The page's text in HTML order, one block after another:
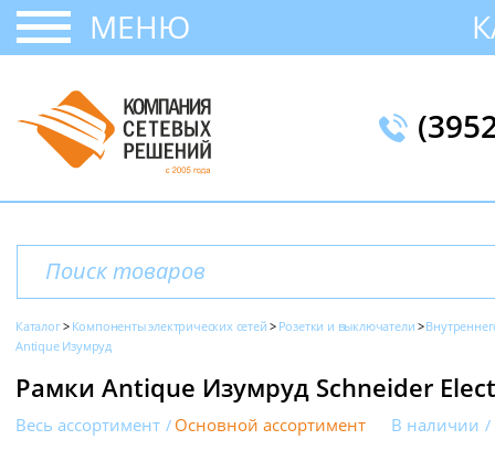
МЕНЮ
Каталог Компоненты электрических сетей Розетки и выключатели
Antique Изумруд
Рамки Antique Изумруд Schneider
Весь ассортимент Основной ассортимент В наличии